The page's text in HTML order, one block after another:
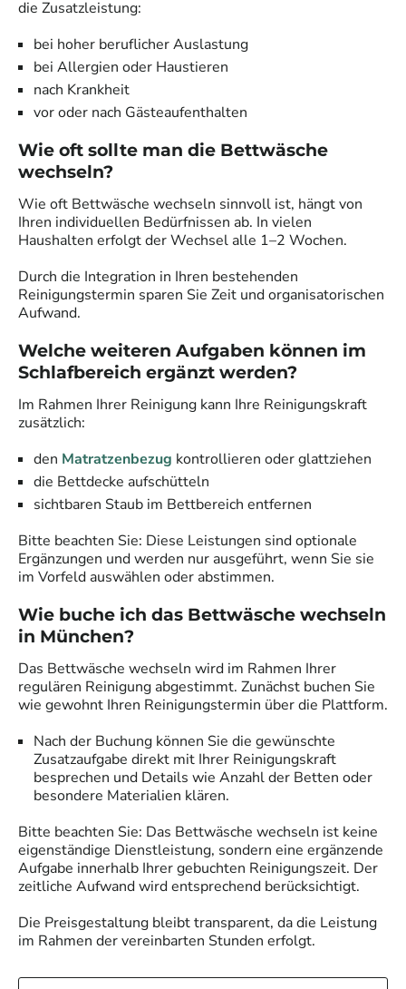
die Zusatzleistung:
bei hoher beruflicher Auslastung
bei Allergien oder Haustieren
nach Krankheit
vor oder nach Gästeaufenthalten
Wie oft sollte man die Bettwäsche
wechseln?
Wie oft Bettwäsche wechseln sinnvoll ist, hängt von
Ihren individuellen Bedürfnissen ab. In vielen
Haushalten erfolgt der Wechsel alle 1–2 Wochen.
Durch die Integration in Ihren bestehenden
Reinigungstermin sparen Sie Zeit und organisatorischen
Aufwand.
Welche weiteren Aufgaben können im
Schlafbereich ergänzt werden?
Im Rahmen Ihrer Reinigung kann Ihre Reinigungskraft
zusätzlich:
den Matratzenbezug kontrollieren oder glattziehen
die Bettdecke aufschütteln
sichtbaren Staub im Bettbereich entfernen
Bitte beachten Sie: Diese Leistungen sind optionale
Ergänzungen und werden nur ausgeführt, wenn Sie sie
im Vorfeld auswählen oder abstimmen.
Wie buche ich das Bettwäsche wechseln
in München?
Das Bettwäsche wechseln wird im Rahmen Ihrer
regulären Reinigung abgestimmt. Zunächst buchen Sie
wie gewohnt Ihren Reinigungstermin über die Plattform.
Nach der Buchung können Sie die gewünschte
Zusatzaufgabe direkt mit Ihrer Reinigungskraft
besprechen und Details wie Anzahl der Betten oder
besondere Materialien klären.
Bitte beachten Sie: Das Bettwäsche wechseln ist keine
eigenständige Dienstleistung, sondern eine ergänzende
Aufgabe innerhalb Ihrer gebuchten Reinigungszeit. Der
zeitliche Aufwand wird entsprechend berücksichtigt.
Die Preisgestaltung bleibt transparent, da die Leistung
im Rahmen der vereinbarten Stunden erfolgt.